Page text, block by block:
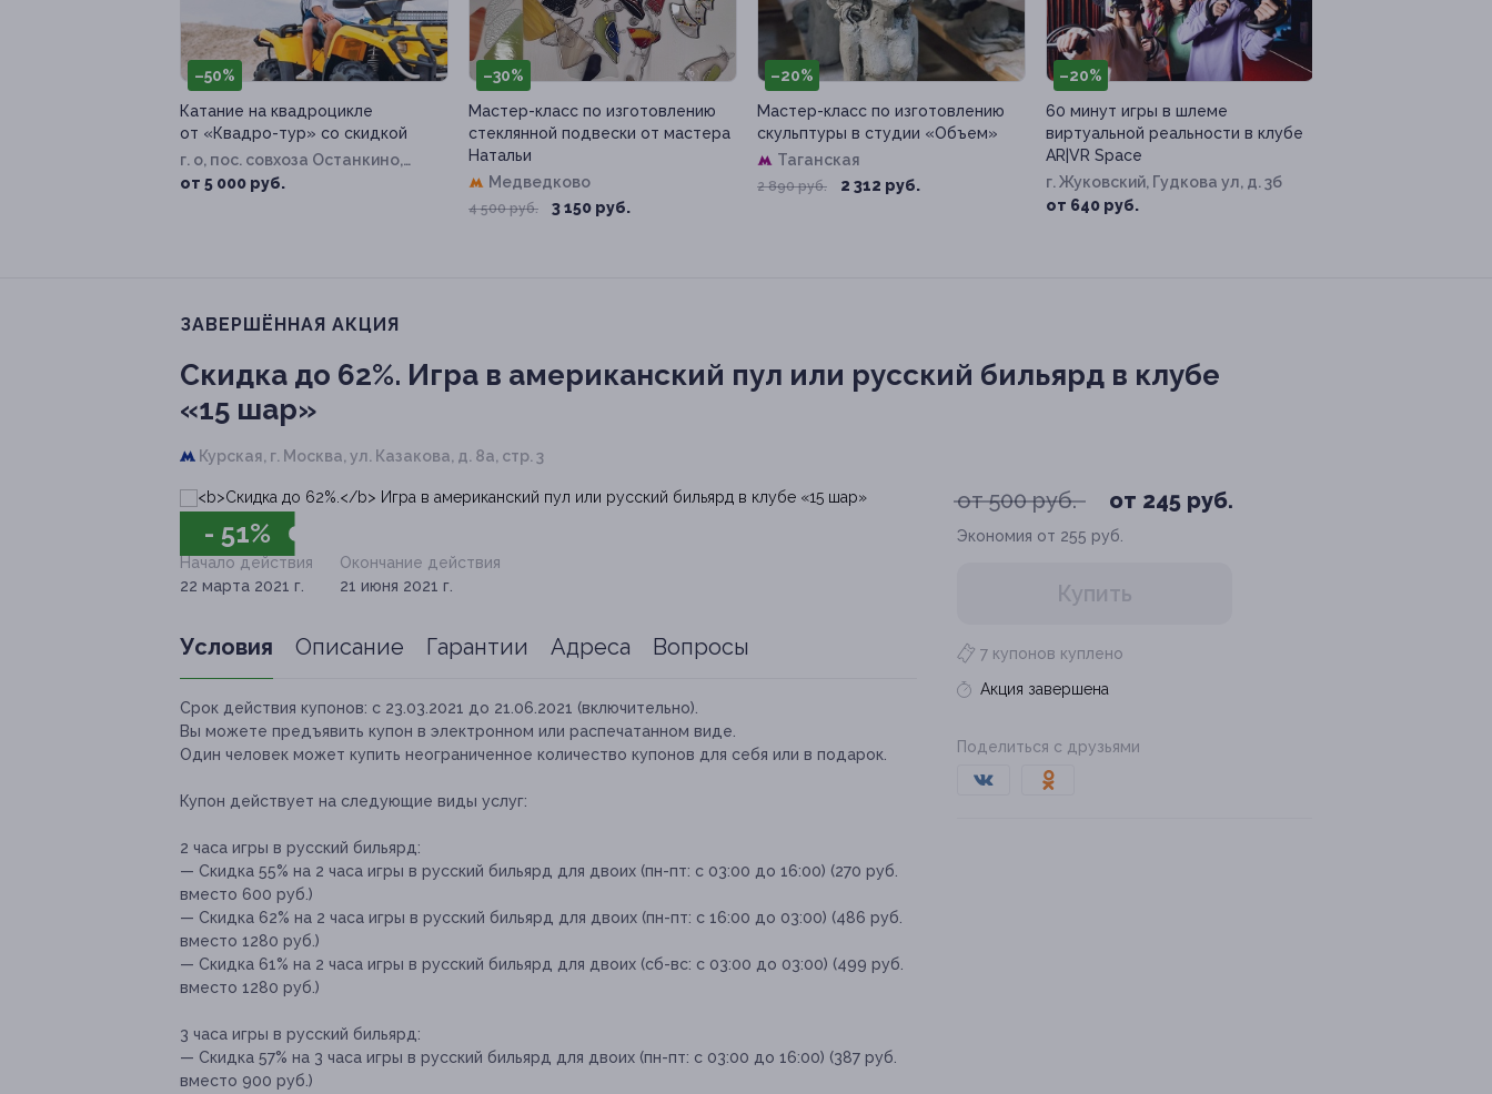
–50%
Катание на квадроцикле
от «Квадро-тур» со скидкой
г. о, пос. совхоза Останкино,
Дорожная ул, д. 26а
от 5 000 руб.
–30%
Мастер-класс по изготовлению
стеклянной подвески от мастера
Натальи
Медведково
4 500 руб. 3 150 руб.
–20%
Мастер-класс по изготовлению
скульптуры в студии «Объем»
Таганская
2 890 руб. 2 312 руб.
–20%
60 минут игры в шлеме
виртуальной реальности в клубе
AR|VR Space
г. Жуковский, Гудкова ул, д. 3б
от 640 руб.
ЗАВЕРШЁННАЯ АКЦИЯ
Скидка до 62%. Игра в американский пул или русский бильярд в клубе
«15 шар»
Курская, г. Москва, ул. Казакова, д. 8а, стр. 3
- 51%
от 500 руб. от 245 руб.
Экономия от 255 руб.
Купить
7 купонов куплено
Акция завершена
Поделиться с друзьями
Начало действия
22 марта 2021 г.
Окончание действия
21 июня 2021 г.
Условия Описание Гарантии Адреса Вопросы
Срок действия купонов: с 23.03.2021 до 21.06.2021 (включительно).
Вы можете предъявить купон в электронном или распечатанном виде.
Один человек может купить неограниченное количество купонов для себя или в подарок.
Купон действует на следующие виды услуг:
2 часа игры в русский бильярд:
— Скидка 55% на 2 часа игры в русский бильярд для двоих (пн-пт: с 03:00 до 16:00) (270 руб.
вместо 600 руб.)
— Скидка 62% на 2 часа игры в русский бильярд для двоих (пн-пт: с 16:00 до 03:00) (486 руб.
вместо 1280 руб.)
— Скидка 61% на 2 часа игры в русский бильярд для двоих (сб-вс: с 03:00 до 03:00) (499 руб.
вместо 1280 руб.)
3 часа игры в русский бильярд:
— Скидка 57% на 3 часа игры в русский бильярд для двоих (пн-пт: с 03:00 до 16:00) (387 руб.
вместо 900 руб.)